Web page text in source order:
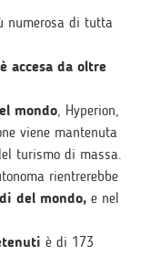
numerosa di tutta
accesa da oltre
mondo , Hyperion,
viene mantenuta
turismo di massa.
rientrerebbe
del mondo, e nel
è di 173